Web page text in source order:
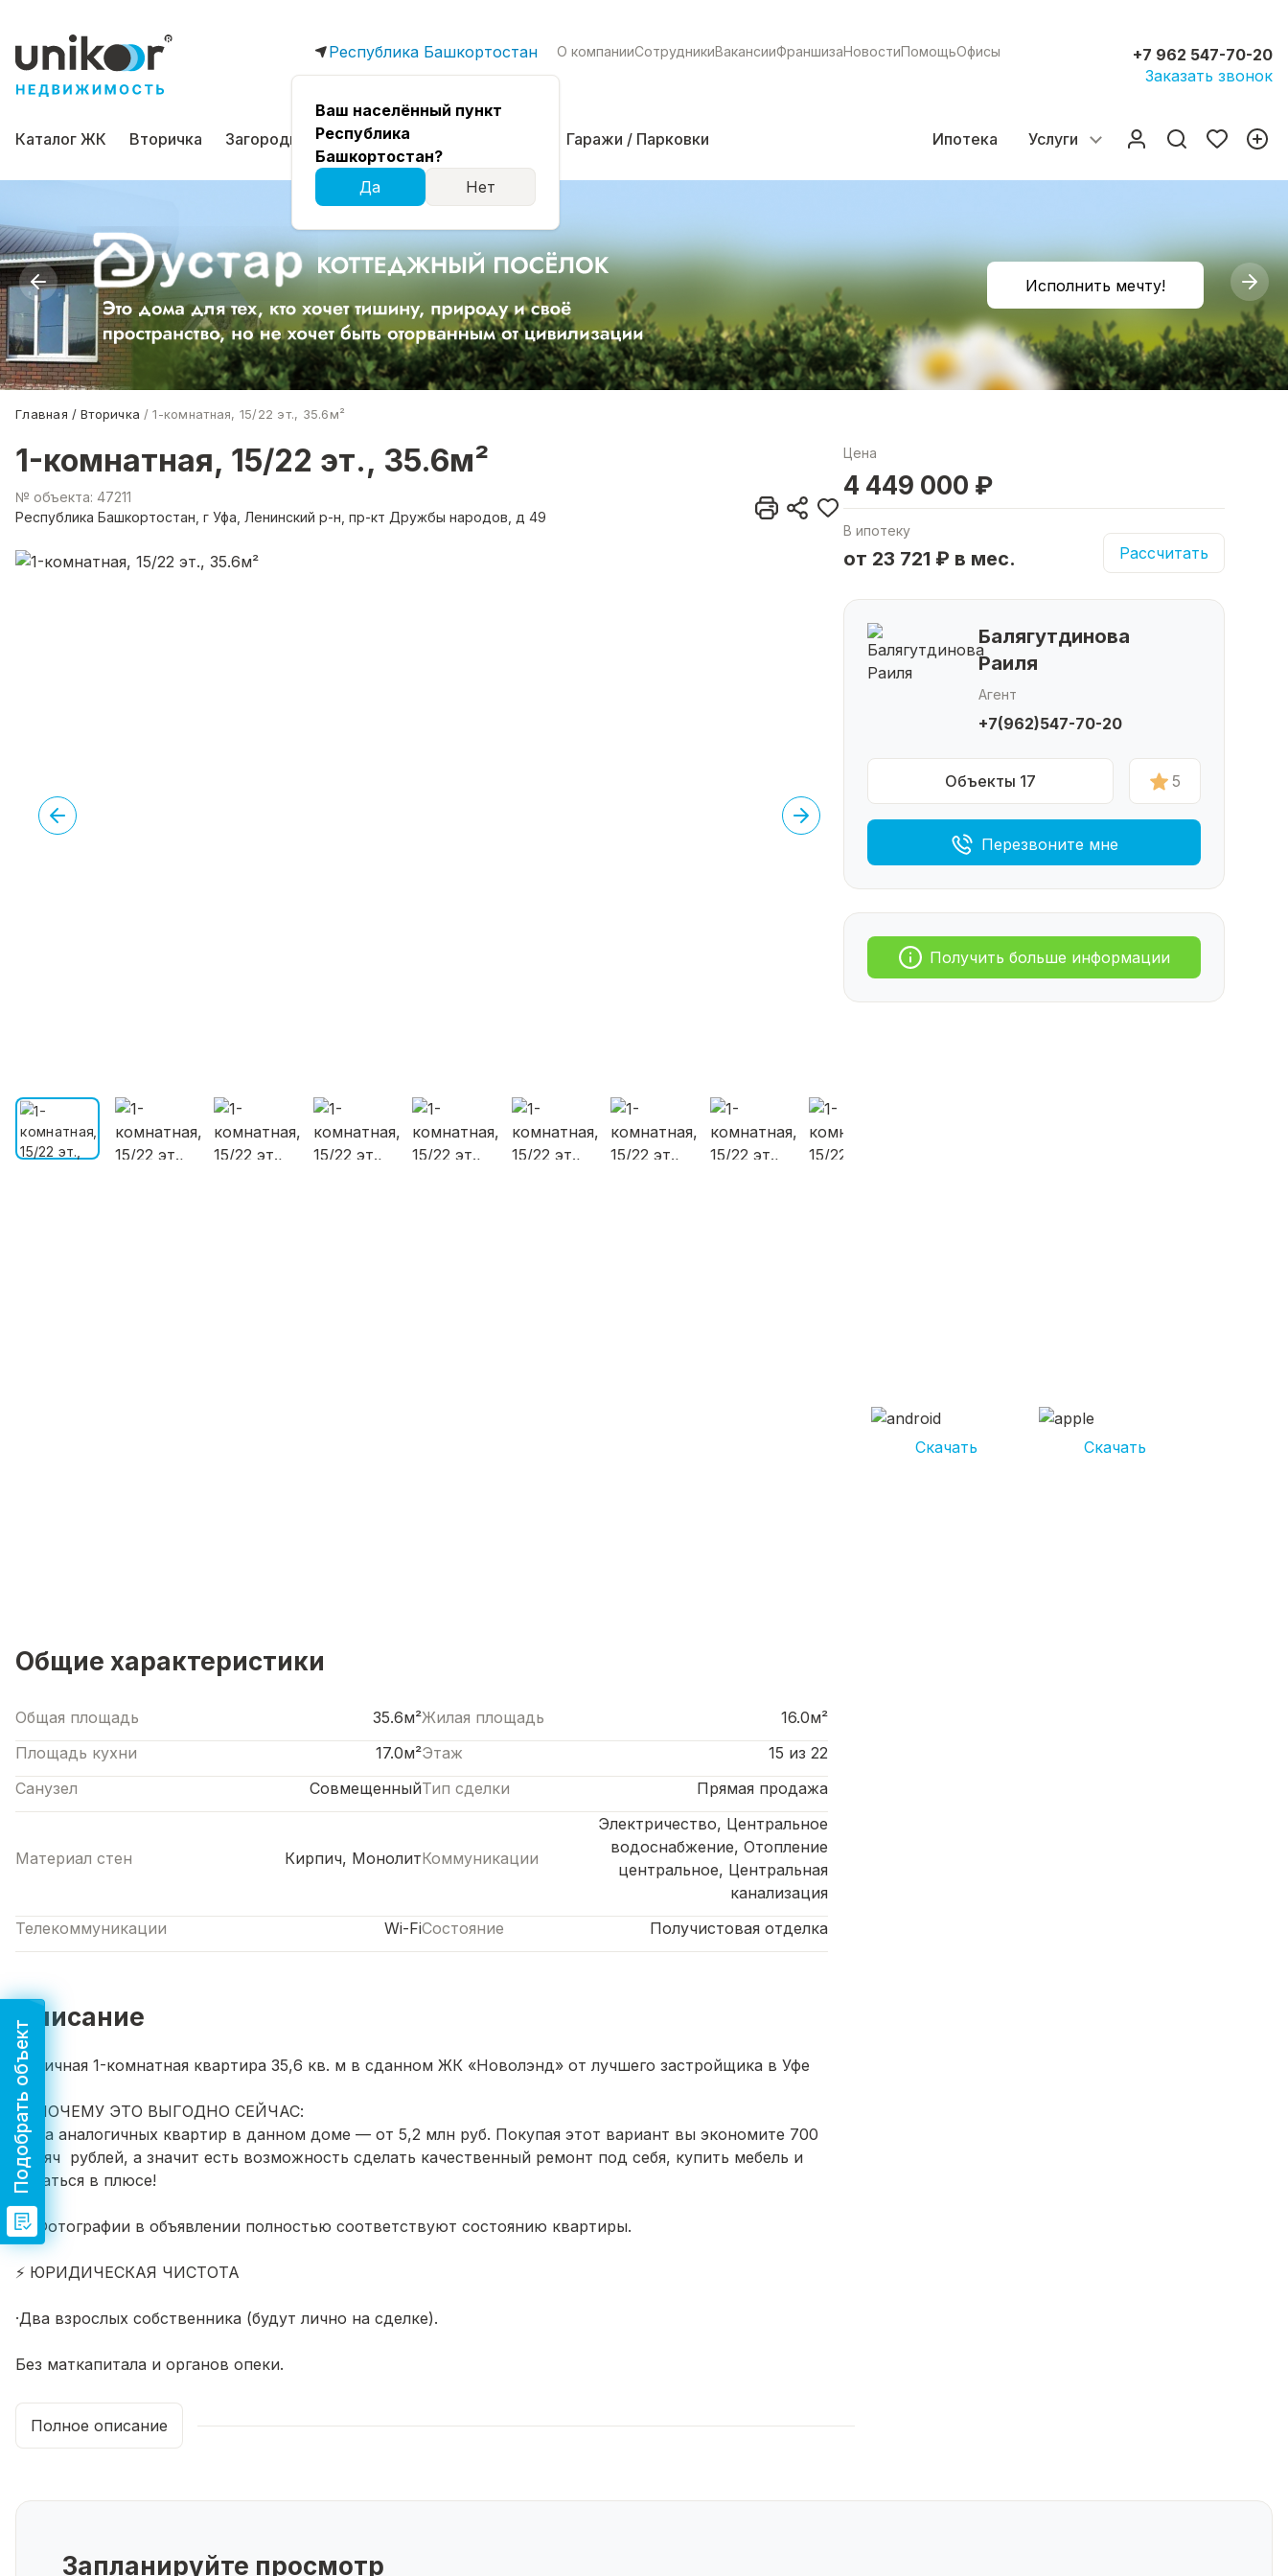
Республика Башкортостан
Ваш населённый пункт
Республика
Башкортостан?
Да
Нет
О компанииСотрудникиВакансииФраншизаНовостиПомощьОфисы
+7 962 547-70-20
Заказать звонок
Каталог ЖК Вторичка Загородная Коммерческая Гаражи / Парковки Ипотека Услуги
Исполнить мечту!
Главная Вторичка 1-комнатная, 15/22 эт., 35.6м²
1-комнатная, 15/22 эт., 35.6м²
№ объекта: 47211
Республика Башкортостан, г Уфа, Ленинский р-н, пр-кт Дружбы народов, д 49
Цена
4 449 000 ₽
В ипотеку
от 23 721 ₽ в мес. Рассчитать
Балягутдинова
Раиля
Агент
+7(962)547-70-20
Объекты 17 5
Перезвоните мне
Получить больше информации
Скачать Скачать
Общие характеристики
Общая площадь 35.6м²Жилая площадь
16.0м²
Площадь кухни
17.0м²Этаж
15 из 22
Санузел
СовмещенныйТип сделки Прямая продажа
Материал стен Кирпич, МонолитКоммуникации
Электричество, Центральное
водоснабжение, Отопление
центральное, Центральная
канализация
Телекоммуникации
Wi-FiСостояние Получистовая отделка
Описание
Отличная 1-комнатная квартира 35,6 кв. м в сданном ЖК «Новолэнд» от лучшего застройщика в Уфе
🔥 ПОЧЕМУ ЭТО ВЫГОДНО СЕЙЧАС:
Цена аналогичных квартир в данном доме — от 5,2 млн руб. Покупая этот вариант вы экономите 700
тысяч рублей, а значит есть возможность сделать качественный ремонт под себя, купить мебель и
остаться в плюсе!
📸 Фотографии в объявлении полностью соответствуют состоянию квартиры.
⚡ ЮРИДИЧЕСКАЯ ЧИСТОТА
·Два взрослых собственника (будут лично на сделке).
Без маткапитала и органов опеки.
·Никаких долгов по ЖКХ. Документы на руках и готовы к сделке.
🏢 О КВАРТИРЕ И ДОМЕ:
Полное описание
Запланируйте просмотр
Подобрать объект